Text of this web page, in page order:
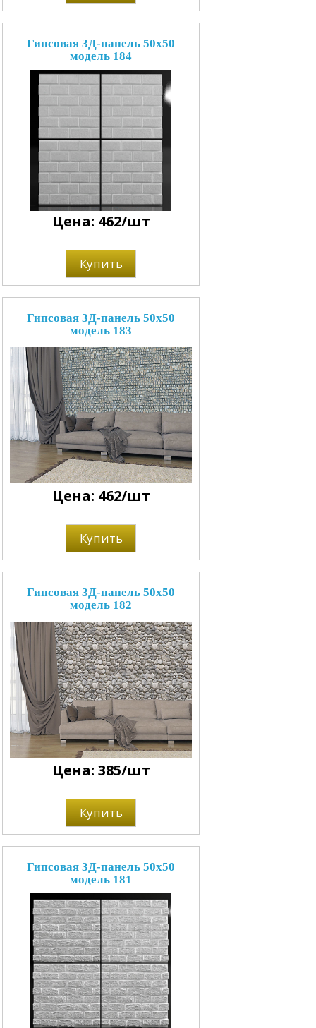
Гипсовая 3Д-панель 50x50
модель 184
Цена: 462/шт
Купить
Гипсовая 3Д-панель 50x50
модель 183
Цена: 462/шт
Купить
Гипсовая 3Д-панель 50x50
модель 182
Цена: 385/шт
Купить
Гипсовая 3Д-панель 50x50
модель 181